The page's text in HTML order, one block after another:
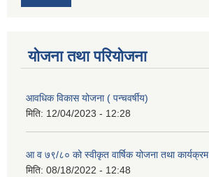
योजना तथा परियोजना
आवधिक विकास योजना ( पन्चवर्षीय)
मिति: 12/04/2023 - 12:28
आ व ७९/८० को स्वीकृत वार्षिक योजना तथा कार्यक्रम
मिति: 08/18/2022 - 12:48